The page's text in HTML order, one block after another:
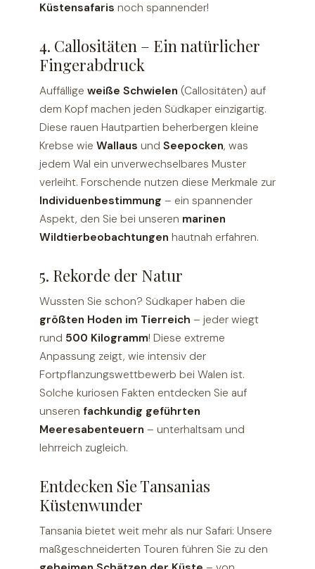
Küstensafaris noch spannender!
4. Callositäten – Ein natürlicher
Fingerabdruck
Auffällige weiße Schwielen (Callositäten) auf
dem Kopf machen jeden Südkaper einzigartig.
Diese rauen Hautpartien beherbergen kleine
Krebse wie Wallaus und Seepocken, was
jedem Wal ein unverwechselbares Muster
verleiht. Forschende nutzen diese Merkmale zur
Individuenbestimmung – ein spannender
Aspekt, den Sie bei unseren marinen
Wildtierbeobachtungen hautnah erfahren.
5. Rekorde der Natur
Wussten Sie schon? Südkaper haben die
größten Hoden im Tierreich – jeder wiegt
rund 500 Kilogramm! Diese extreme
Anpassung zeigt, wie intensiv der
Fortpflanzungswettbewerb bei Walen ist.
Solche kuriosen Fakten entdecken Sie auf
unseren fachkundig geführten
Meeresabenteuern – unterhaltsam und
lehrreich zugleich.
Entdecken Sie Tansanias
Küstenwunder
Tansania bietet weit mehr als nur Safari: Unsere
maßgeschneiderten Touren führen Sie zu den